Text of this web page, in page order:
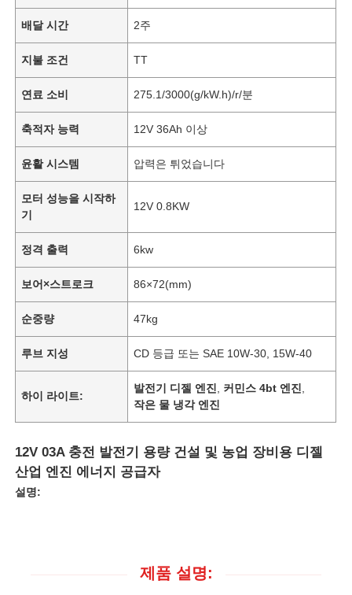
배달 시간 2주
지불 조건 TT
연료 소비 275.1/3000(g/kW.h)/r/분
축적자 능력 12V 36Ah 이상
윤활 시스템 압력은 튀었습니다
모터 성능을 시작하
기
12V 0.8KW
정격 출력 6kw
보어×스트로크 86×72(mm)
순중량 47kg
루브 지성 CD 등급 또는 SAE 10W-30, 15W-40
하이 라이트:
발전기 디젤 엔진 커민스 4bt 엔진
작은 물 냉각 엔진
12V 03A 충전 발전기 용량 건설 및 농업 장비용 디젤
산업 엔진 에너지 공급자
설명:
제품 설명: